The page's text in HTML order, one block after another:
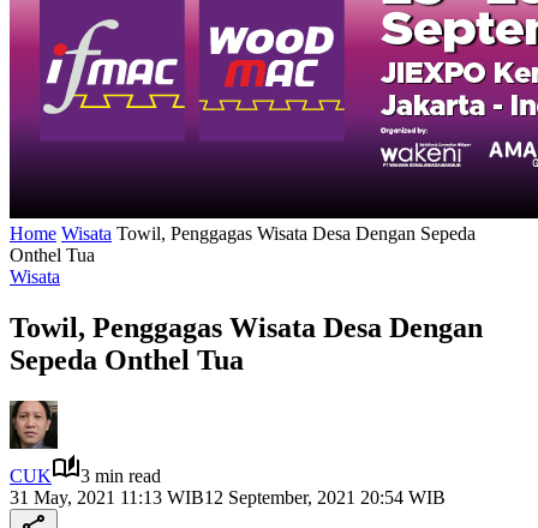
Home Wisata Towil, Penggagas Wisata Desa Dengan Sepeda
Onthel Tua
Wisata
Towil, Penggagas Wisata Desa Dengan
Sepeda Onthel Tua
CUK
3 min read
31 May, 2021 11:13 WIB12 September, 2021 20:54 WIB